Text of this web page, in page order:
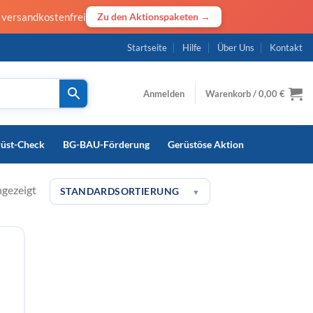
versandkostenfrei Zu den Aktionspaketen →
Startseite Hilfe Über Uns Kontakt
Anmelden Warenkorb /0,00€
Check BG-BAU-Förderung Gerüstöse Aktion
STANDARDSORTIERUNG ▼